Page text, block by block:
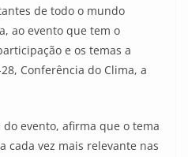
de todo o mundo
ao evento que tem o
e os temas a
Conferência do Clima, a
evento, afirma que o tema
cada vez mais relevante nas